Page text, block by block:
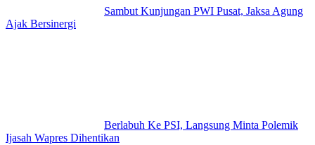
Sambut Kunjungan PWI Pusat, Jaksa Agung
Ajak Bersinergi
Berlabuh Ke PSI, Langsung Minta Polemik
Ijasah Wapres Dihentikan